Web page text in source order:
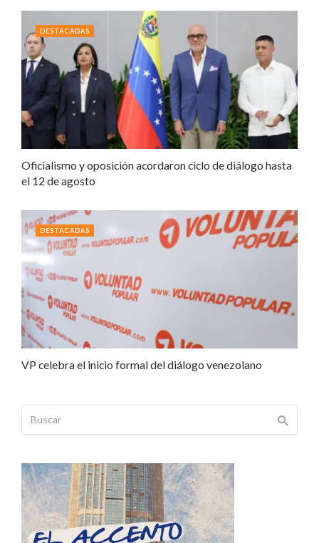
Oficialismo y oposición acordaron ciclo de diálogo hasta
el 12 de agosto
DESTACADAS
VP celebra el inicio formal del diálogo venezolano
DESTACADAS